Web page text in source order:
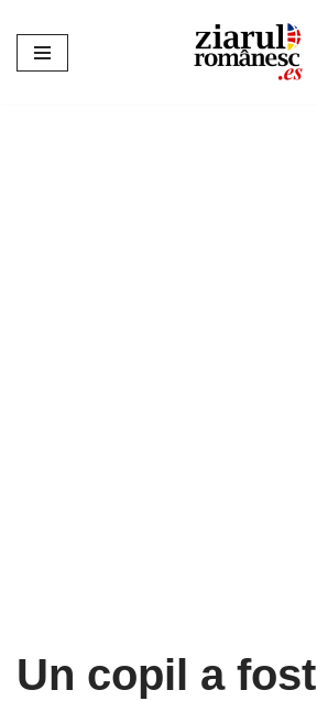
Sari
Un copil a fost